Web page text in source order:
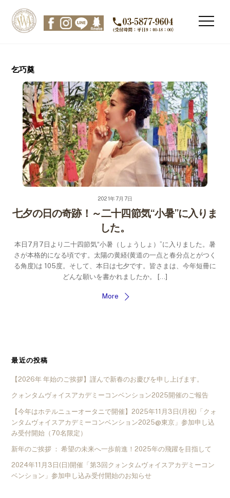
content
Menu
乞巧奠
2021年7月7日
七夕の日の奇跡！～二十四節気“小暑”に入りま
した。
本日7月7日より二十四節気“小暑（しょうしょ）”に入りました。暑
さが本格的になる頃です。太陽の黄経(黄道の一点と春分点とがつく
る角度)は 105度。そして、本日は七夕です。皆さまは、今年短冊に
どんな願いを書かれましたか。 […]
More
最近の投稿
【2026年 年始のご挨拶】謹んで新春のお慶びを申し上げます。
クォンタムヴォイスアカデミーコンベンション2025開催のご報告
【今年はホテルニューオータニで開催】2025年11月3日(月祝)「クォ
ンタムヴォイスアカデミーコンベンション2025@東京」参加申し込
み受付開始（70名限定）
新年のご挨拶 ： 希望の未来へ一歩前進！2025年の飛躍を目指して
2024年11月3日(日)開催「第3回クォンタムヴォイスアカデミーコン
ベンション」参加申し込み受付開始のお知らせ